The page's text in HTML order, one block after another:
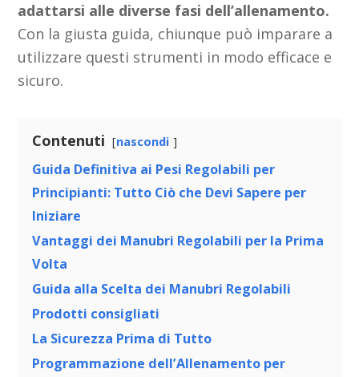
adattarsi alle diverse fasi dell’allenamento.
Con la giusta guida, chiunque può imparare a
utilizzare questi strumenti in modo efficace e
sicuro.
Contenuti nascondi
Guida Definitiva ai Pesi Regolabili per
Principianti: Tutto Ciò che Devi Sapere per
Iniziare
Vantaggi dei Manubri Regolabili per la Prima
Volta
Guida alla Scelta dei Manubri Regolabili
Prodotti consigliati
La Sicurezza Prima di Tutto
Programmazione dell’Allenamento per